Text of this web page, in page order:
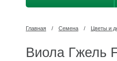
Главная / Семена / Цветы и
Виола Гжель